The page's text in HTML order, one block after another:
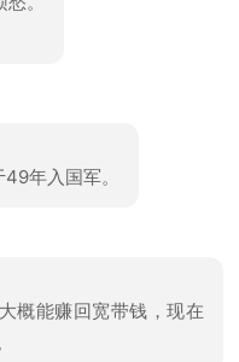
年入国军。
概能赚回宽带钱，现在